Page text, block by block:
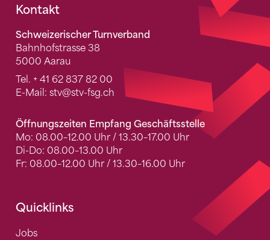
Fusszeile
Kontakt
Schweizerischer Turnverband
Bahnhofstrasse 38
5000 Aarau
Tel. + 41 62 837 82 00
E-Mail: stv@stv-fsg.ch
Öffnungszeiten Empfang Geschäftsstelle
Mo: 08.00–12.00 Uhr / 13.30–17.00 Uhr
Di-Do: 08.00–13.00 Uhr
Fr: 08.00–12.00 Uhr / 13.30–16.00 Uhr
Quicklinks
Jobs